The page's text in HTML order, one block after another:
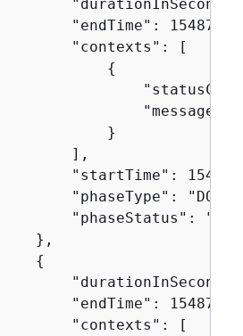
"endTime":
"contexts": [
{
"message":
}
],
"startTime":
"phaseType":
"phaseStatus":
},
{
"endTime":
"contexts": [